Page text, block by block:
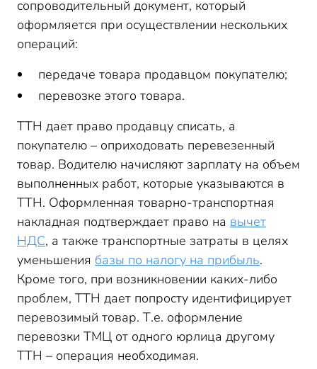
сопроводительный документ, который
оформляется при осуществлении нескольких
операций:
передаче товара продавцом покупателю;
перевозке этого товара.
ТТН дает право продавцу списать, а
покупателю – оприходовать перевезенный
товар. Водителю начисляют зарплату на объем
выполненных работ, которые указываются в
ТТН. Оформленная товарно-транспортная
накладная подтверждает право на вычет
НДС, а также транспортные затраты в целях
уменьшения базы по налогу на прибыль.
Кроме того, при возникновении каких-либо
проблем, ТТН дает попросту идентифицирует
перевозимый товар. Т.е. оформление
перевозки ТМЦ от одного юрлица другому
ТТН – операция необходимая.